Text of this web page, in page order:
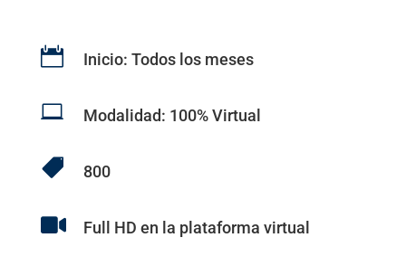
 Inicio: Todos los meses
 Modalidad: 100% Virtual
 800
 Full HD en la plataforma virtual